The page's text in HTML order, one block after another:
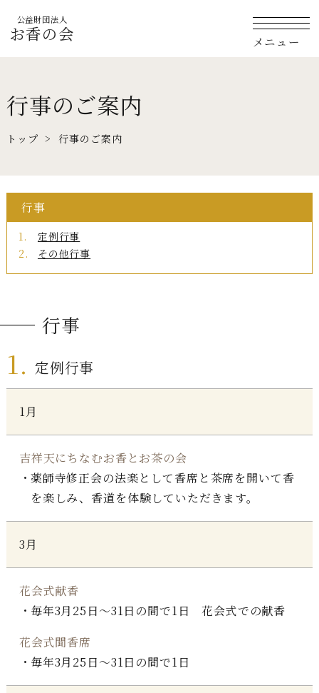
公益財団法人
お香の会 メニュー
行事のご案内
トップ 行事のご案内
行事
定例行事
その他行事
行事
1. 定例行事
1月
吉祥天にちなむお香とお茶の会
薬師寺修正会の法楽として香席と茶席を開いて香
を楽しみ、香道を体験していただきます。
3月
花会式献香
毎年3月25日～31日の間で1日 花会式での献香
花会式聞香席
毎年3月25日～31日の間で1日